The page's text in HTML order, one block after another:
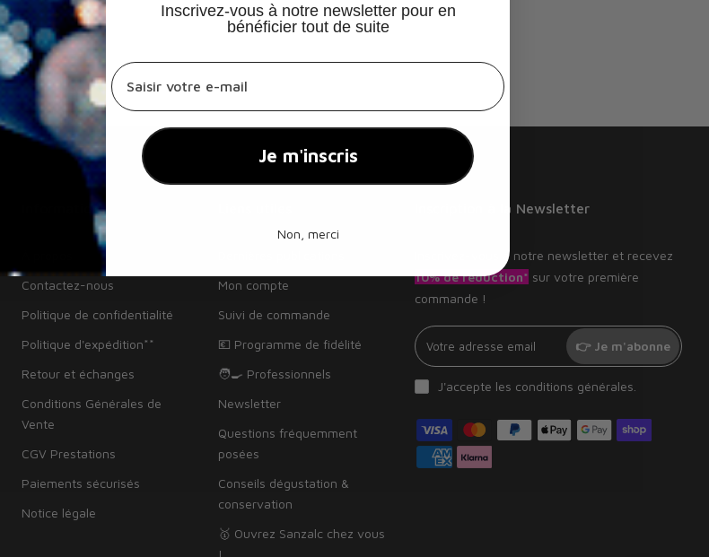
Informations
Contactez-nous
Politique de confidentialité
Politique d'expédition**
Retour et échanges
Conditions Générales de
Vente
CGV Prestations
Paiements sécurisés
Notice légale
Mon compte
Suivi de commande
💶 Programme de fidélité
🧑‍🍳 Professionnels
Newsletter
Questions fréquemment
posées
Conseils dégustation &
conservation
🥇 Ouvrez Sanzalc chez vous
!
Inscription à la Newsletter
Inscrivez-vous à notre newsletter et recevez
10% de réduction* sur votre première
commande !
👉 Je m'abonne
J'accepte les conditions générales
Inscrivez-vous à notre newsletter pour en
bénéficier tout de suite
champs email hook
Je m'inscris
Non, merci